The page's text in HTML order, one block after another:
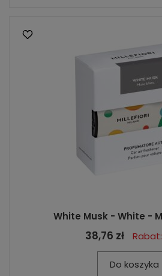
White Musk - White -
38,76 zł
Do koszyka